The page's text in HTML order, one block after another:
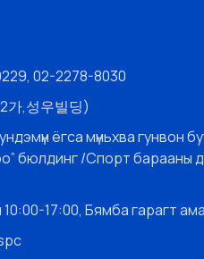
02-2278-8030
가,성우빌딩)
ёгса мүньхва гунвон
бюлдинг /Спорт барааны
17:00, Бямба гарагт